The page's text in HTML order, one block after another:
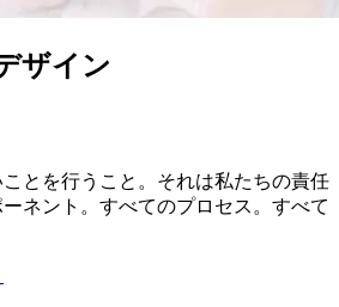
ザイン
とを行うこと。それは私たちの責任
ネント。すべてのプロセス。すべて